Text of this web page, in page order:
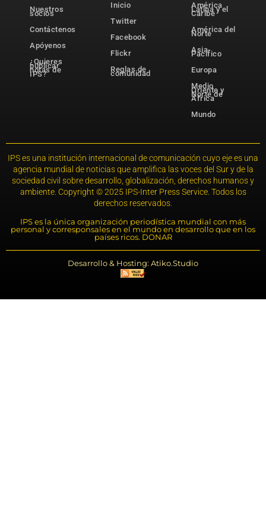
Nuestros
socios
Contáctenos
Apóyenos
¿Quieres
publicar
notas de
IPS?
Inicio
Twitter
Facebook
Flickr
Reglas de
comunidad
América
Latina y el
Caribe
América del
Norte
Asia-
Pacífico
Europa
Medio
Oriente y
Norte de
África
Mundo
IPS es una institución internacional de comunicación cuyo eje es una
agencia mundial de noticias que amplifica las voces del Sur y de la
sociedad civil sobre desarrollo, globalización, derechos humanos y
ambiente. Copyright © 2025 IPS-Inter Press Service. Todos los
derechos reservados.
IPS es la única organización periodística mundial con más
personal y corresponsales en el mundo en desarrollo que en los
países ricos. DONAR
Desarrollo & Hosting: Atiko.Studio